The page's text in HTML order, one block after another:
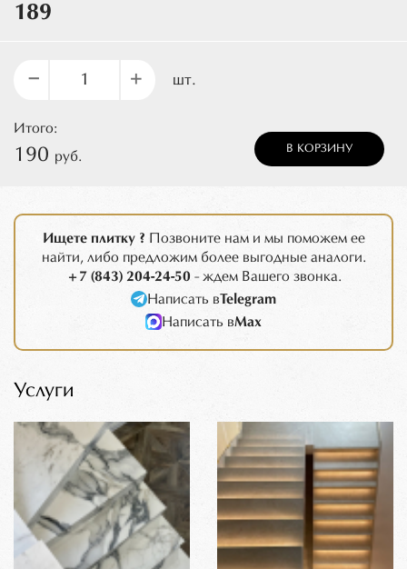
189
– + шт.
Итого:
190 руб.
В КОРЗИНУ
Ищете плитку ? Позвоните нам и мы поможем ее
найти, либо предложим более выгодные аналоги.
+7 (843) 204-24-50 - ждем Вашего звонка.
Написать вTelegram
Написать вMax
Услуги